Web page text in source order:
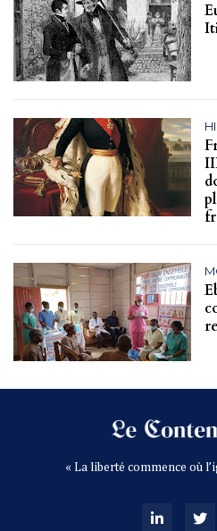
« La liberté commence où